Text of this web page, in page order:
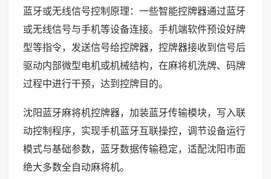
蓝牙或无线信号控制原理：一些智能控牌器通过蓝牙
或无线信号与手机等设备连接。手机端软件预设好牌
型等指令，发送信号给控牌器，控牌器接收到信号后
驱动内部微型电机或机械结构，在麻将机洗牌、码牌
过程中进行干预，达到控牌目的。
沈阳蓝牙麻将机控牌器，加装蓝牙传输模块，写入联
动控制程序，实现手机蓝牙互联操控，调节设备运行
模式与基础参数，蓝牙数据传输稳定，适配沈阳市面
绝大多数全自动麻将机。